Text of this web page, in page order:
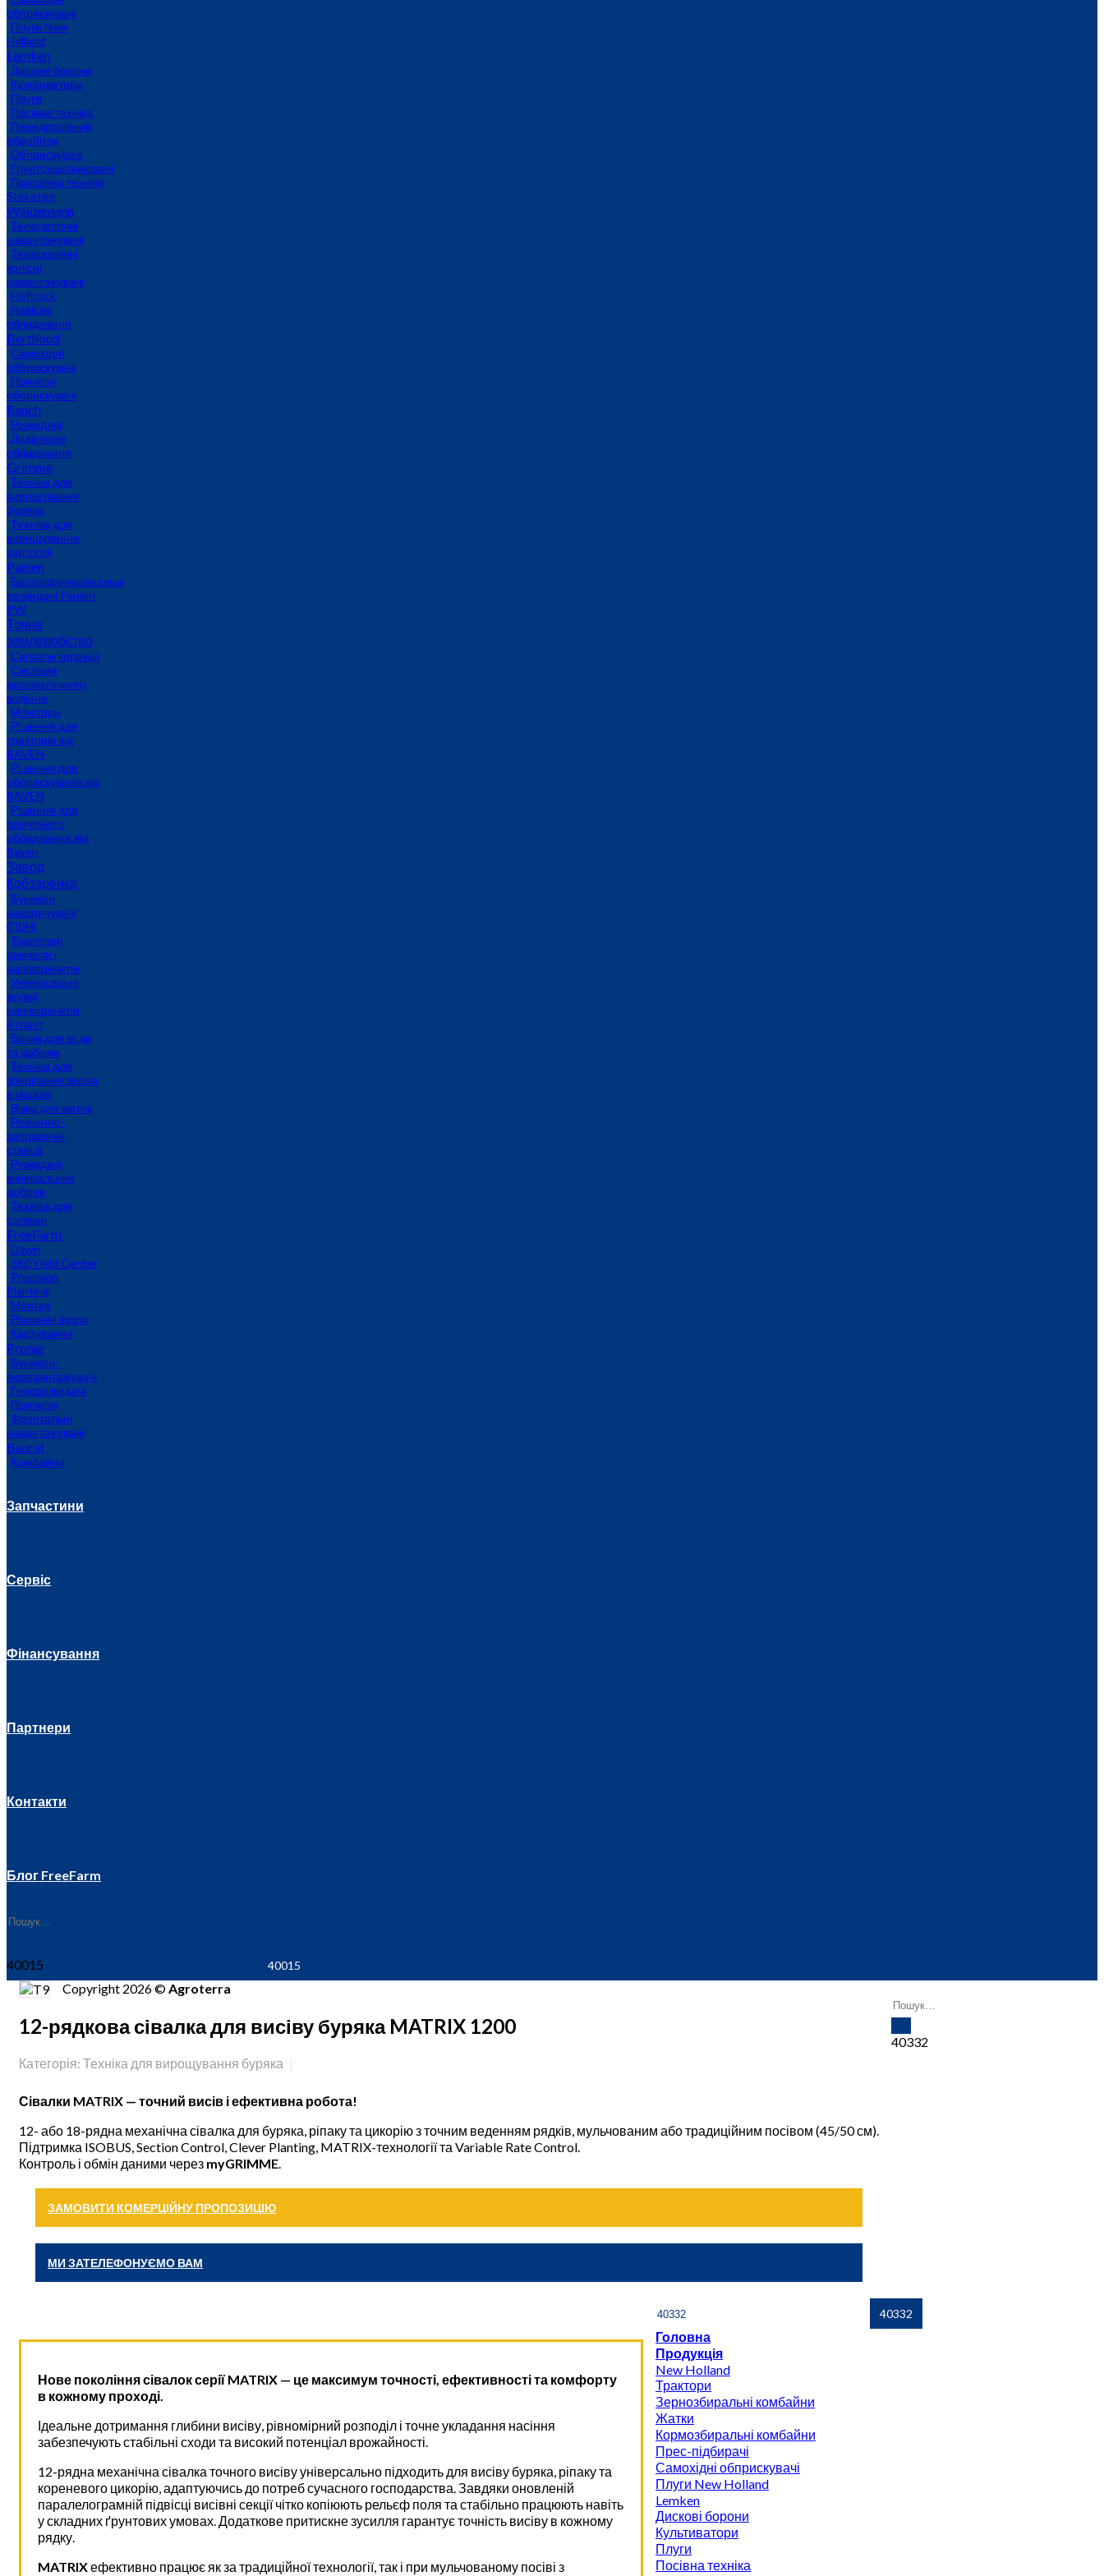
обприскувачі
Плуги New
Holland
Lemken
Дискові борони
Культиватори
Плуги
Посівна техніка
Передпосівний
обробіток
Обприскувачі
Грунтоущільнювачі
Просапна техніка
Steketee
Weidemann
Телескопічні
навантажувачі
Телескопічні
колісні
навантажувачі
Hoftrack
Навісне
обладнання
Berthoud
Самохідні
обприскувачі
Причіпні
обприскувачі
Rauch
Розкидачі
Додаткове
обладнання
Grimme
Техніка для
вирощування
буряка
Техніка для
вирощування
картоплі
Panien
Багатофункціональні
розкидачі Panien
PW
Точне
землеробство
Сигнали корекції
Системи
автоматичного
водіння
Монітори
Рішення для
тракторів від
RAVEN
Рішення для
обприскувачів від
RAVEN
Рішення для
причіпного
обладнання від
Raven
Завод
Кобзаренка
Бункери
накопичувачі
(ПБН)
Тракторні
причепи i
напiвпричепи
Універсальні
зсувні
напівпричепи
Атлант
Бочки для води
та добрив
Техніка для
зберігання зерна
в мішках
Візки для жаток
Розчинно-
заправочні
станції
Розкидачі
мінеральних
добрив
Техніка для
соломи
FreeFarm
Dawn
360 Yield Center
Precision
Planting
Montag
Розчинні вузли
Картування
Pronar
Бункери-
перевантажувачі
Гноєрозкидачі
Причепи
Фронтальні
навантажувачі
Baural
Комбайни
Запчастини
Сервіс
Фінансування
Партнери
Контакти
Блог FreeFarm
40015
12-рядкова сівалка для висіву буряка MATRIX 1200
Категорія: Техніка для вирощування буряка
Сівалки MATRIX — точний висів і ефективна робота!
12- або 18-рядна механічна сівалка для буряка, ріпаку та цикорію з точним веденням рядків, мульчованим або традиційним посівом (45/50 см).
Підтримка ISOBUS, Section Control, Clever Planting, MATRIX-технології та Variable Rate Control.
Контроль і обмін даними через myGRIMME.
ЗАМОВИТИ КОМЕРЦІЙНУ ПРОПОЗИЦІЮ
МИ ЗАТЕЛЕФОНУЄМО ВАМ
Нове покоління сівалок серії MATRIX — це максимум точності, ефективності та комфорту
в кожному проході.
Ідеальне дотримання глибини висіву, рівномірний розподіл і точне укладання насіння
забезпечують стабільні сходи та високий потенціал врожайності.
12-рядна механічна сівалка точного висіву універсально підходить для висіву буряка, ріпаку та
кореневого цикорію, адаптуючись до потреб сучасного господарства. Завдяки оновленій
паралелограмній підвісці висівні секції чітко копіюють рельєф поля та стабільно працюють навіть
у складних ґрунтових умовах. Додаткове притискне зусилля гарантує точність висіву в кожному
рядку.
MATRIXефективно працює як за традиційної технології, так і при мульчованому посіві з
Copyright 2026 ©Agroterra
40332
Головна
Продукція
New Holland
Трактори
Зернозбиральні комбайни
Жатки
Кормозбиральні комбайни
Прес-підбирачі
Самохідні обприскувачі
Плуги New Holland
Lemken
Дискові борони
Культиватори
Плуги
Посівна техніка